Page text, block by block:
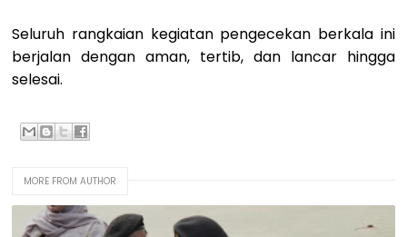
Seluruh rangkaian kegiatan pengecekan berkala ini
berjalan dengan aman, tertib, dan lancar hingga
selesai.
MORE FROM AUTHOR